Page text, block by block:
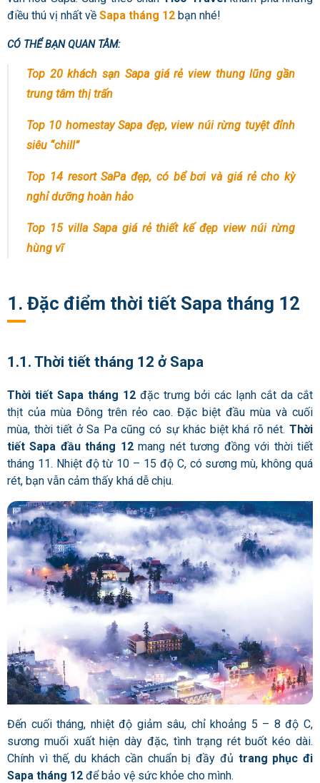
điều thú vị nhất về Sapa tháng 12 bạn nhé!
CÓ THỂ BẠN QUAN TÂM:
Top 20 khách sạn Sapa giá rẻ view thung lũng gần
trung tâm thị trấn
Top 10 homestay Sapa đẹp, view núi rừng tuyệt đỉnh
siêu “chill”
Top 14 resort SaPa đẹp, có bể bơi và giá rẻ cho kỳ
nghỉ dưỡng hoàn hảo
Top 15 villa Sapa giá rẻ thiết kế đẹp view núi rừng
hùng vĩ
1. Đặc điểm thời tiết Sapa tháng 12
1.1. Thời tiết tháng 12 ở Sapa
Thời tiết Sapa tháng 12 đặc trưng bởi các lạnh cắt da cắt
thịt của mùa Đông trên rẻo cao. Đặc biệt đầu mùa và cuối
mùa, thời tiết ở Sa Pa cũng có sự khác biệt khá rõ nét. Thời
tiết Sapa đầu tháng 12mang nét tương đồng với thời tiết
tháng 11. Nhiệt độ từ 10 – 15 độ C, có sương mù, không quá
rét, bạn vẫn cảm thấy khá dễ chịu.
Đến cuối tháng, nhiệt độ giảm sâu, chỉ khoảng 5 – 8 độ C,
sương muối xuất hiện dày đặc, tình trạng rét buốt kéo dài.
Chính vì thế, du khách cần chuẩn bị đầy đủ trang phục đi
Sapa tháng 12 để bảo vệ sức khỏe cho mình.